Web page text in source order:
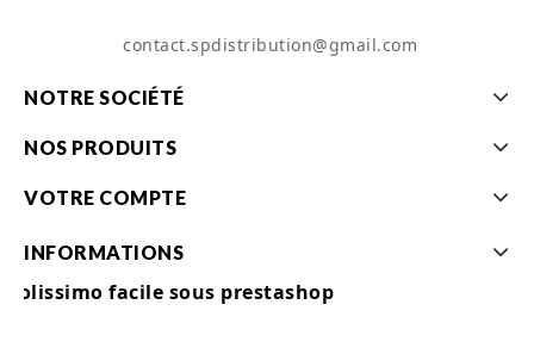
contact.spdistribution@gmail.com
NOTRE SOCIÉTÉ
NOS PRODUITS
VOTRE COMPTE
INFORMATIONS
Colissimo facile sous prestashop